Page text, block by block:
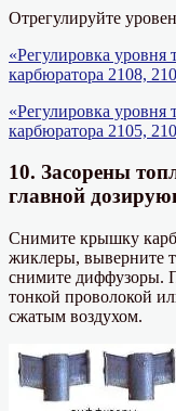
Отрегулируйте
«Регулировка уровня
карбюратора 2108,
«Регулировка уровня
карбюратора 2105,
10. Засорены
главной
Снимите крышку
жиклеры, выверните
снимите диффузоры.
тонкой проволокой
сжатым воздухом.